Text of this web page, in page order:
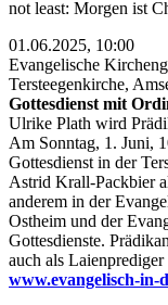
not least: Morgen ist
01.06.2025, 10:00
Evangelische
Tersteegenkirche,
Gottesdienst mit
Ulrike Plath wird
Am Sonntag, 1. Juni,
Gottesdienst in der
Astrid Krall-Packbier
anderem in der
Ostheim und der
Gottesdienste.
auch als
www.evangelisch-in-